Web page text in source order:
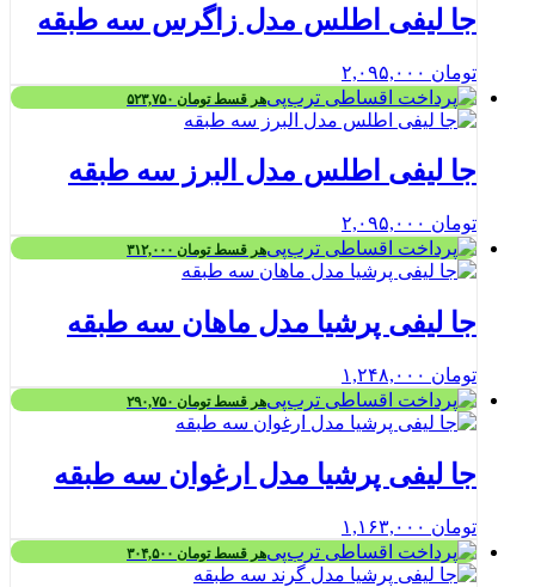
جا لیفی اطلس مدل زاگرس سه طبقه
تومان
هر قسطتومان
جا لیفی اطلس مدل البرز سه طبقه
تومان
هر قسطتومان
جا لیفی پرشیا مدل ماهان سه طبقه
تومان
هر قسطتومان
جا لیفی پرشیا مدل ارغوان سه طبقه
تومان
هر قسطتومان